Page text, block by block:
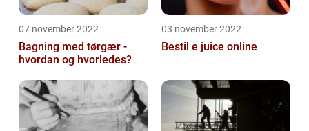
07 november 2022
Bagning med tørgær -
hvordan og hvorledes?
03 november 2022
Bestil e juice online